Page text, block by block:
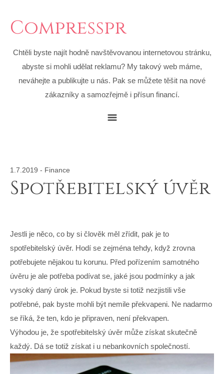
Compresspr
Chtěli byste najít hodně navštěvovanou internetovou stránku,
abyste si mohli udělat reklamu? My takový web máme,
neváhejte a publikujte u nás. Pak se můžete těšit na nové
zákazníky a samozřejmě i přísun financí.
1.7.2019 - Finance
Spotřebitelský úvěr
Jestli je něco, co by si člověk měl zřídit, pak je to
spotřebitelský úvěr. Hodí se zejména tehdy, když zrovna
potřebujete nějakou tu korunu. Před pořízením samotného
úvěru je ale potřeba podívat se, jaké jsou podmínky a jak
vysoký daný úrok je. Pokud byste si totiž nezjistili vše
potřebné, pak byste mohli být nemile překvapeni. Ne nadarmo
se říká, že ten, kdo je připraven, není překvapen.
Výhodou je, že spotřebitelský úvěr může získat skutečně
každý. Dá se totiž získat i u nebankovních společností.